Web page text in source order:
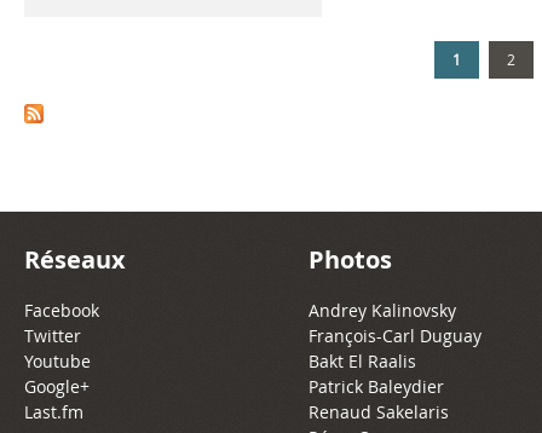
1 2
Réseaux
Facebook
Twitter
Youtube
Google+
Last.fm
Photos
Andrey Kalinovsky
François-Carl Duguay
Bakt El Raalis
Patrick Baleydier
Renaud Sakelaris